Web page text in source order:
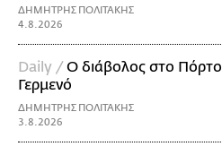
ΔΗΜΗΤΡΗΣ ΠΟΛΙΤΑΚΗΣ
4.8.2026
Daily /Ο διάβολος στο Πόρτο
Γερμενό
ΔΗΜΗΤΡΗΣ ΠΟΛΙΤΑΚΗΣ
3.8.2026